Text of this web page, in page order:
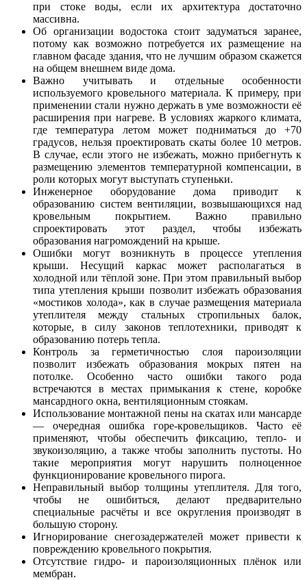
при стоке воды, если их архитектура достаточно
массивна.
Об организации водостока стоит задуматься заранее,
потому как возможно потребуется их размещение на
главном фасаде здания, что не лучшим образом скажется
на общем внешнем виде дома.
Важно учитывать и отдельные особенности
используемого кровельного материала. К примеру, при
применении стали нужно держать в уме возможности её
расширения при нагреве. В условиях жаркого климата,
где температура летом может подниматься до +70
градусов, нельзя проектировать скаты более 10 метров.
В случае, если этого не избежать, можно прибегнуть к
размещению элементов температурной компенсации, в
роли которых могут выступать ступеньки.
Инженерное оборудование дома приводит к
образованию систем вентиляции, возвышающихся над
кровельным покрытием. Важно правильно
спроектировать этот раздел, чтобы избежать
образования нагромождений на крыше.
Ошибки могут возникнуть в процессе утепления
крыши. Несущий каркас может располагаться в
холодной или тёплой зоне. При этом правильный выбор
типа утепления крыши позволит избежать образования
«мостиков холода», как в случае размещения материала
утеплителя между стальных стропильных балок,
которые, в силу законов теплотехники, приводят к
образованию потерь тепла.
Контроль за герметичностью слоя пароизоляции
позволит избежать образования мокрых пятен на
потолке. Особенно часто ошибки такого рода
встречаются в местах примыкания к стене, коробке
мансардного окна, вентиляционным стоякам.
Использование монтажной пены на скатах или мансарде
— очередная ошибка горе-кровельщиков. Часто её
применяют, чтобы обеспечить фиксацию, тепло- и
звукоизоляцию, а также чтобы заполнить пустоты. Но
такие мероприятия могут нарушить полноценное
функционирование кровельного пирога.
Неправильный выбор толщины утеплителя. Для того,
чтобы не ошибиться, делают предварительно
специальные расчёты и все округления производят в
большую сторону.
Игнорирование снегозадержателей может привести к
повреждению кровельного покрытия.
Отсутствие гидро- и пароизоляционных плёнок или
мембран.